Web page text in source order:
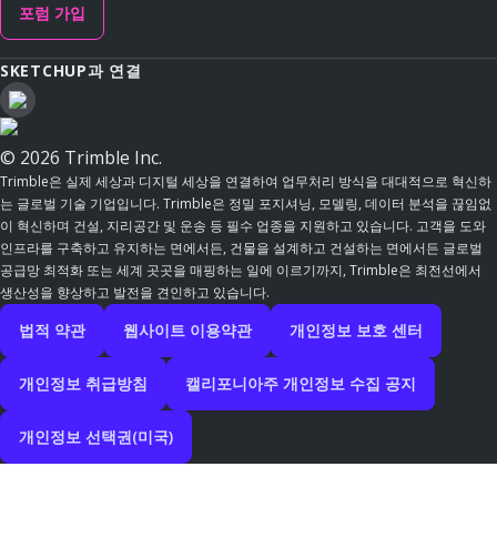
포럼 가입
SKETCHUP과 연결
© 2026 Trimble Inc.
Trimble은 실제 세상과 디지털 세상을 연결하여 업무처리 방식을 대대적으로 혁신하
는 글로벌 기술 기업입니다. Trimble은 정밀 포지셔닝, 모델링, 데이터 분석을 끊임없
이 혁신하며 건설, 지리공간 및 운송 등 필수 업종을 지원하고 있습니다. 고객을 도와
인프라를 구축하고 유지하는 면에서든, 건물을 설계하고 건설하는 면에서든 글로벌
공급망 최적화 또는 세계 곳곳을 매핑하는 일에 이르기까지, Trimble은 최전선에서
생산성을 향상하고 발전을 견인하고 있습니다.
법적 약관 웹사이트 이용약관 개인정보 보호 센터
개인정보 취급방침 캘리포니아주 개인정보 수집 공지
개인정보 선택권(미국)